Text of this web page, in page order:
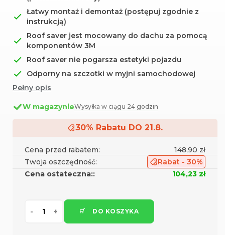
Łatwy montaż i demontaż (postępuj zgodnie z
instrukcją)
Roof saver jest mocowany do dachu za pomocą
komponentów 3M
Roof saver nie pogarsza estetyki pojazdu
Odporny na szczotki w myjni samochodowej
Pełny opis
W magazynieWysyłka w ciągu 24 godzin
30% Rabatu DO 21.8.
Cena przed rabatem:
148,90 zł
Twoja oszczędność:
Rabat - 30%
Cena ostateczna::
104,23 zł
DO KOSZYKA